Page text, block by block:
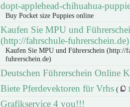
dopt-applehead-chihuahua-
Buy Pocket size Puppies online
Kaufen Sie MPU und
(http://fahrschule-fuhrerschein.de)
Kaufen Sie MPU und Führerschein (http://
fuhrerschein.de)
Deutschen Führerschein Online
Biete Pferdevektoren für Vrhs (
Grafikservice 4 you!!!